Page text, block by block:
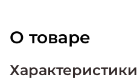
О товаре
Характеристики